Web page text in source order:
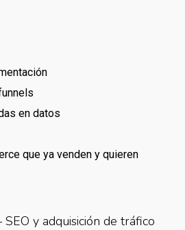
en datos
que ya venden y quieren
y adquisición de tráfico